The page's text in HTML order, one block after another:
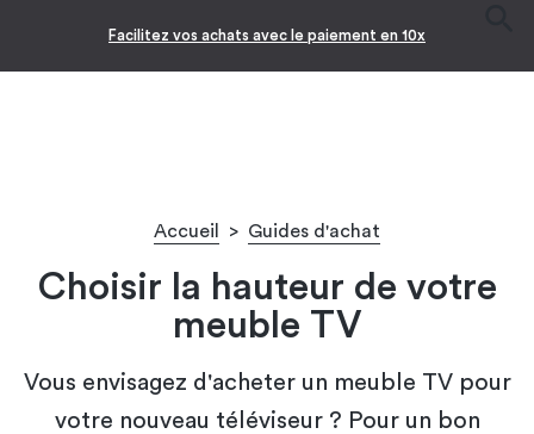
Facilitez vos achats avec le paiement en 10x
Accueil > Guides d'achat
Choisir la hauteur de votre
meuble TV
Vous envisagez d'acheter un meuble TV pour
votre nouveau téléviseur ? Pour un bon